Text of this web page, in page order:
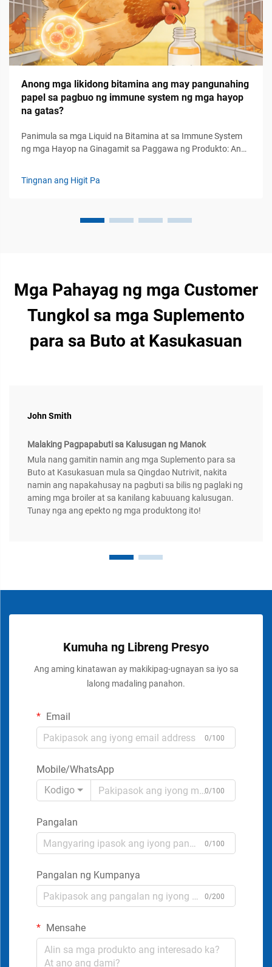
Anong mga likidong bitamina ang may pangunahing
papel sa pagbuo ng immune system ng mga hayop
na gatas?
Panimula sa mga Liquid na Bitamina at sa Immune System
ng mga Hayop na Ginagamit sa Paggawa ng Produkto: Ang
labanan ang mga sakit, na direktang nakaaapekto sa
Tingnan ang Higit Pa
Mga Pahayag ng mga Customer
Tungkol sa mga Suplemento
para sa Buto at Kasukasuan
John Smith
Malaking Pagpapabuti sa Kalusugan ng Manok
Mula nang gamitin namin ang mga Suplemento para sa
Buto at Kasukasuan mula sa Qingdao Nutrivit, nakita
namin ang napakahusay na pagbuti sa bilis ng paglaki ng
aming mga broiler at sa kanilang kabuuang kalusugan.
Tunay nga ang epekto ng mga produktong ito!
Kumuha ng Libreng Presyo
Ang aming kinatawan ay makikipag-ugnayan sa iyo sa
lalong madaling panahon.
Email
0/100
Mobile/WhatsApp
Kodigo
0/100
Pangalan
0/100
Pangalan ng Kumpanya
0/200
Mensahe